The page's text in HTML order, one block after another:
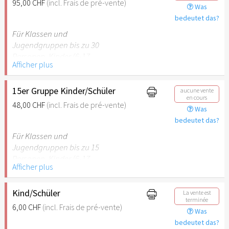
empfehlenswert.
95,00 CHF (incl. Frais de pré-vente)
Was
bedeutet das?
Für Klassen und
Jugendgruppen bis zu 30
Jahre) oder Schüler mit
Schülerausweis inklusive 2
erwachsene
Begleitpersonen.
Jahren ist der Ostergarten
Stuttgart nicht
Afficher plus
15er Gruppe Kinder/Schüler
48,00 CHF (incl. Frais de pré-vente)
aucune vente
en cours
Was
bedeutet das?
Für Klassen und
Jugendgruppen bis zu 15
Jahre) oder Schüler mit
Schülerausweis inklusive 1
erwachsene Begleitperson.
Hinweis: Für Kinder unter 6
Afficher plus
Kind/Schüler
6,00 CHF (incl. Frais de pré-vente)
La vente est
terminée
Was
bedeutet das?